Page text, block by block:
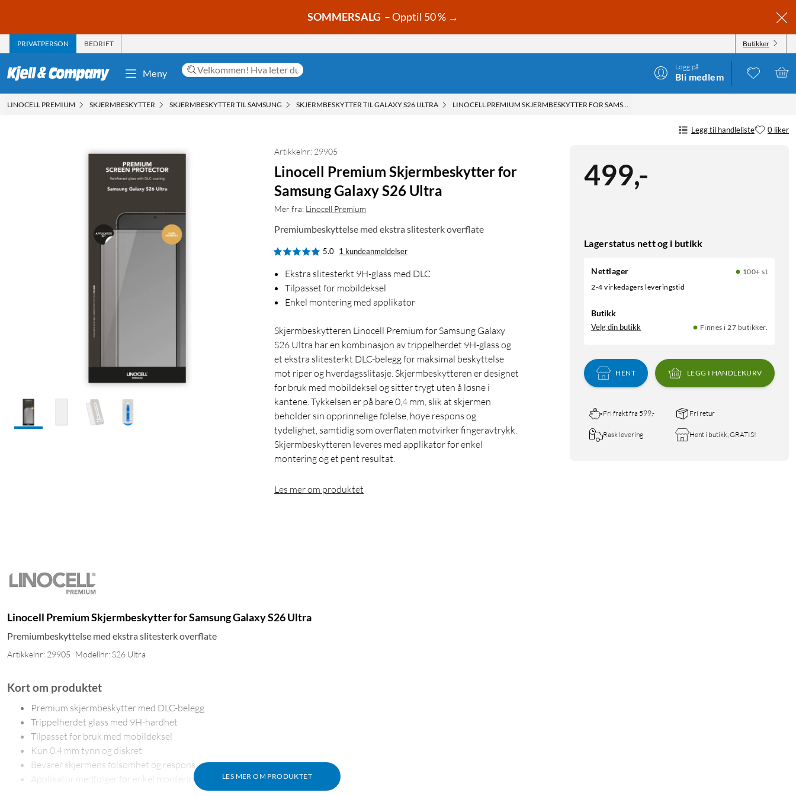
SOMMERSALG – Opptil 50 % →
PRIVATPERSON BEDRIFT Butikker
Meny
Logg på
Bli medlem
LINOCELL PREMIUM SKJERMBESKYTTER SKJERMBESKYTTER TIL SAMSUNG SKJERMBESKYTTER TIL GALAXY S26 ULTRA LINOCELL PREMIUM SKJERMBESKYTTER FOR SAMSUNG GALAXY S26 ULTRA
Legg til handleliste 0 liker
499,-
Lagerstatus nett og i butikk
Nettlager
100+ st
2-4 virkedagers leveringstid
Butikk
Velg din butikk Finnes i 27 butikker.
HENT LEGG I HANDLEKURV
Fri frakt fra 599,- Fri retur
Rask levering Hent i butikk, GRATIS!
Artikkelnr: 29905
Linocell Premium Skjermbeskytter for
Samsung Galaxy S26 Ultra
Mer fra: Linocell Premium
Premiumbeskyttelse med ekstra slitesterk overflate
5.0 1 kundeanmeldelser
Ekstra slitesterkt 9H-glass med DLC
Tilpasset for mobildeksel
Enkel montering med applikator
Skjermbeskytteren Linocell Premium for Samsung Galaxy
S26 Ultra har en kombinasjon av trippelherdet 9H-glass og
et ekstra slitesterkt DLC-belegg for maksimal beskyttelse
mot riper og hverdagsslitasje. Skjermbeskytteren er designet
for bruk med mobildeksel og sitter trygt uten å løsne i
kantene. Tykkelsen er på bare 0,4 mm, slik at skjermen
beholder sin opprinnelige følelse, høye respons og
tydelighet, samtidig som overflaten motvirker fingeravtrykk.
Skjermbeskytteren leveres med applikator for enkel
montering og et pent resultat.
Les mer om produktet
Linocell Premium Skjermbeskytter for Samsung Galaxy S26 Ultra
Premiumbeskyttelse med ekstra slitesterk overflate
Artikkelnr: 29905 Modellnr: S26 Ultra
LES MER OM PRODUKTET
Kort om produktet
Premium skjermbeskytter med DLC-belegg
Trippelherdet glass med 9H-hardhet
Tilpasset for bruk med mobildeksel
Kun 0,4 mm tynn og diskret
Bevarer skjermens følsomhet og respons
Applikator medfølger for enkel montering